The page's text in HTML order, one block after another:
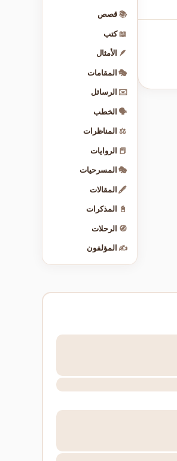
📚 قصص
📖 كتب
🪶 الأمثال
🎭 المقامات
✉️ الرسائل
🗣️ الخطب
⚖️ المناظرات
📕 الروايات
🎭 المسرحيات
🖋️ المقالات
📓 المذكرات
🧭 الرحلات
✍️ المؤلفون